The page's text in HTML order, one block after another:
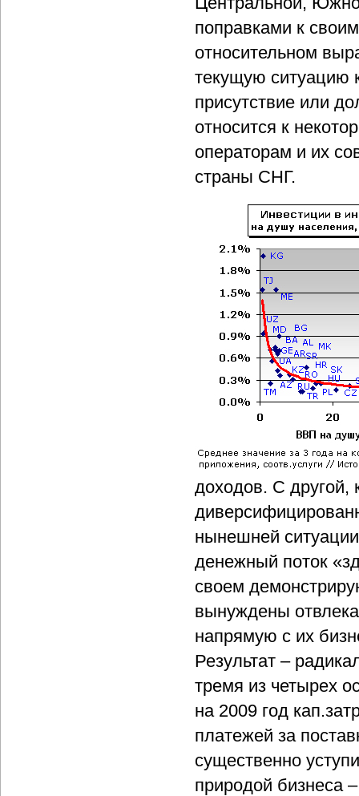
поправками к
относительном
текущую ситуацию
присутствие или
относится к
операторам и их
страны СНГ.
доходов. С другой,
нынешней
денежный поток
своем
вынуждены
напрямую с их
Результат –
тремя из четырех
на 2009 год
платежей за
существенно
природой бизнеса